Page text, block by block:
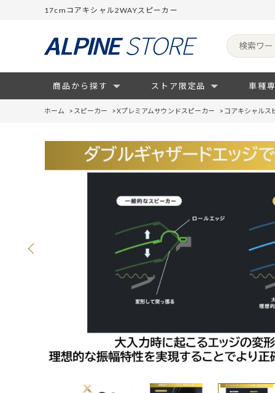
17cmコアキシャル2WAYスピーカー
商品から探す ストア限定品 車種
ホーム > スピーカー >Xプレミアムサウンドスピーカー > コアキシャルス